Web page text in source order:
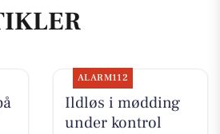
ALARM112
Ildløs i mødding
under kontrol